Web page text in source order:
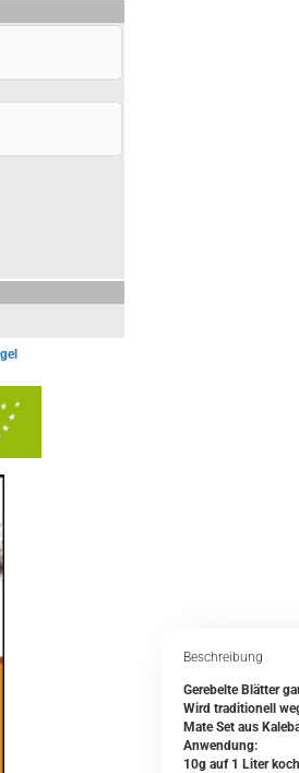
Beschreibung
Gerebelte Blätter
Wird traditionell
Mate Set aus
Anwendung:
10g auf 1 Liter